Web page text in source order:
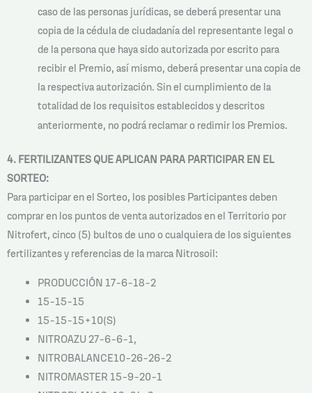
caso de las personas jurídicas, se deberá presentar una
copia de la cédula de ciudadanía del representante legal o
de la persona que haya sido autorizada por escrito para
recibir el Premio, así mismo, deberá presentar una copia de
la respectiva autorización. Sin el cumplimiento de la
totalidad de los requisitos establecidos y descritos
anteriormente, no podrá reclamar o redimir los Premios.
4. FERTILIZANTES QUE APLICAN PARA PARTICIPAR EN EL
SORTEO:
Para participar en el Sorteo, los posibles Participantes deben
comprar en los puntos de venta autorizados en el Territorio por
Nitrofert, cinco (5) bultos de uno o cualquiera de los siguientes
fertilizantes y referencias de la marca Nitrosoil:
PRODUCCIÓN 17-6-18-2
15-15-15
15-15-15+10(S)
NITROAZU 27-6-6-1,
NITROBALANCE10-26-26-2
NITROMASTER 15-9-20-1